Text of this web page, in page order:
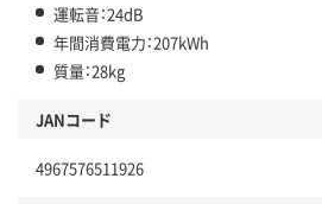
運転音：24dB
年間消費電力：207kWh
質量：28kg
JANコード
4967576511926